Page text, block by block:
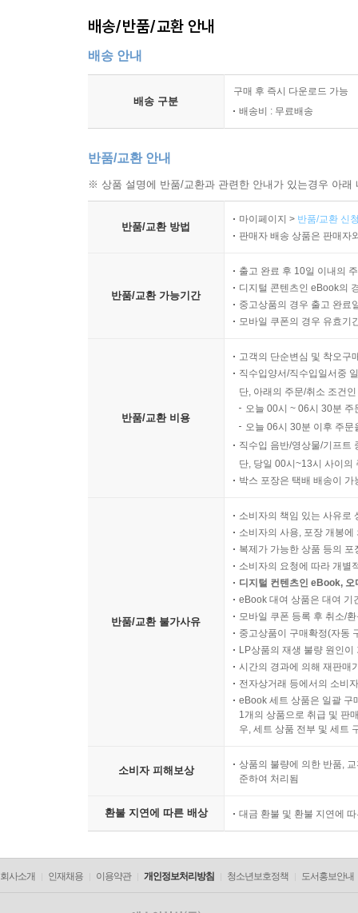
배송/반품/교환 안내
배송 안내
배송 구분
구매 후 즉시 다운로드 가능
배송비 : 무료배송
반품/교환 안내
※ 상품 설명에 반품/교환과 관련한 안내가 있는경우 아
반품/교환 방법
마이페이지 > 반품/교환 신
판매자 배송 상품은 판매자
반품/교환 가능기간
출고 완료 후 10일 이내의
디지털 콘텐츠인 eBook의
중고상품의 경우 출고 완료
모바일 쿠폰의 경우 유효기
반품/교환 비용
고객의 단순변심 및 착오구
직수입양서/직수입일서중
단, 아래의 주문/취소 조건
오늘 00시 ~ 06시 30분
오늘 06시 30분 이후 주
직수입 음반/영상물/기프트
단, 당일 00시~13시 사이의
박스 포장은 택배 배송이
반품/교환 불가사유
소비자의 책임 있는 사유로
소비자의 사용, 포장 개봉
복제가 가능한 상품 등의
소비자의 요청에 따라 개별
디지털 컨텐츠인 eBook,
eBook 대여 상품은 대여 기
모바일 쿠폰 등록 후 취소/
중고상품이 구매확정(자동
LP상품의 재생 불량 원인
시간의 경과에 의해 재판매
전자상거래 등에서의 소비
eBook 세트 상품은 일괄 구
1개의 상품으로 취급 및 판
우, 세트 상품 전부 및 세트
소비자 피해보상
상품의 불량에 의한 반품,
준하여 처리됨
환불 지연에 따른 배상 대금 환불 및 환불 지연에
회사소개 인재채용 이용약관 개인정보처리방침 청소년보호정책 도서홍보안내